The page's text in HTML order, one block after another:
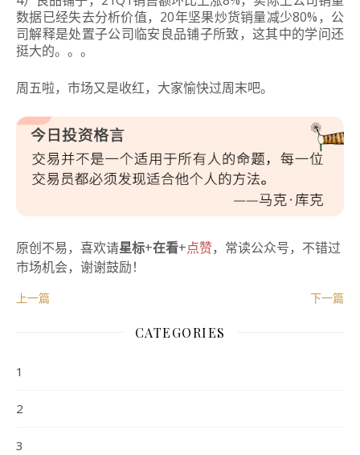
数据已经失去分析价值，20年坚果炒货销量减少80%，公
司解释是处置子公司临安良品铺子所致，这其中的学问还
挺大的。。。
周五啦，市场又是收红，大家愉快过周末吧。
原创不易，喜欢请星标+在看+点赞，常读公众号，不错过
市场机会，谢谢鼓励！
上一篇 下一篇
CATEGORIES
1
2
3